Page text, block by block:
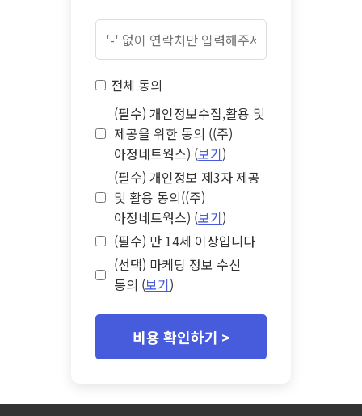
전체 동의
(필수) 개인정보수집,활용 및
제공을 위한 동의 ((주)
아정네트웍스) (보기)
(필수) 개인정보 제3자 제공
및 활용 동의((주)
아정네트웍스) (보기)
(필수) 만 14세 이상입니다
(선택) 마케팅 정보 수신
동의 (보기)
비용 확인하기 >